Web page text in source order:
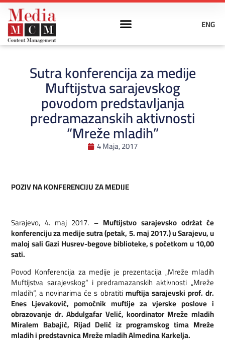
ENG
Sutra konferencija za medije
Muftijstva sarajevskog
povodom predstavljanja
predramazanskih aktivnosti
“Mreže mladih”
4 Maja, 2017
POZIV NA KONFERENCIJU ZA MEDIJE
Sarajevo, 4. maj 2017. – Muftijstvo sarajevsko održat će
konferenciju za medije sutra (petak, 5. maj 2017.) u Sarajevu, u
maloj sali Gazi Husrev-begove biblioteke, s početkom u 10,00
sati.
Povod Konferencija za medije je prezentacija „Mreže mladih
Muftijstva sarajevskog“ i predramazanskih aktivnosti „Mreže
mladih“, a novinarima će s obratitimuftija sarajevski prof. dr.
Enes Ljevaković, pomoćnik muftije za vjerske poslove i
obrazovanje dr. Abdulgafar Velić, koordinator Mreže mladih
Miralem Babajić, Rijad Delić iz programskog tima Mreže
mladih i predstavnica Mreže mladih Almedina Karkelja.